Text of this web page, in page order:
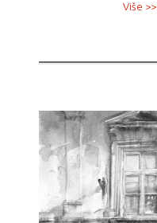
Više >>